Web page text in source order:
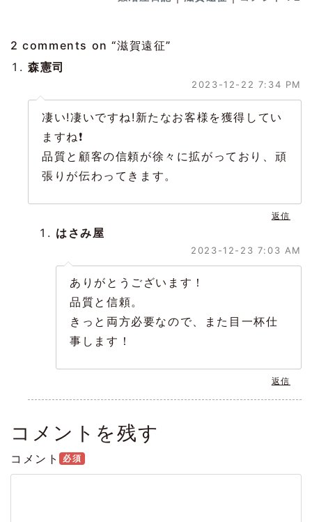
2 comments on “滋賀遠征”
森憲司
2023-12-22 7:34 PM
凄い!凄いですね!新たなお客様を獲得してい
ますね❗
品質と顧客の信頼が徐々に拡がっており、頑
張りが伝わってきます。
返信
はさみ屋
2023-12-23 7:03 AM
ありがとうございます！
品質と信頼。
きっと両方必要なので、また目一杯仕
事します！
返信
コメントを残す
コメント 必須